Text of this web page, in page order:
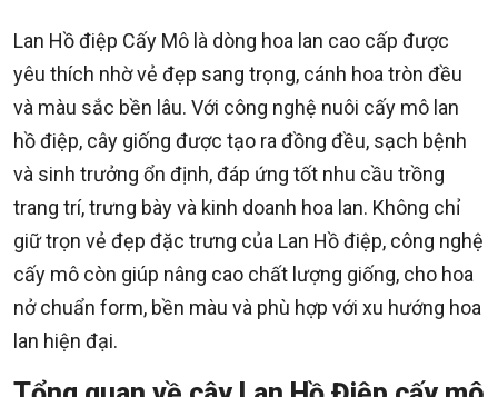
Lan Hồ điệp Cấy Mô là dòng hoa lan cao cấp được
yêu thích nhờ vẻ đẹp sang trọng, cánh hoa tròn đều
và màu sắc bền lâu. Với công nghệ nuôi cấy mô lan
hồ điệp, cây giống được tạo ra đồng đều, sạch bệnh
và sinh trưởng ổn định, đáp ứng tốt nhu cầu trồng
trang trí, trưng bày và kinh doanh hoa lan. Không chỉ
giữ trọn vẻ đẹp đặc trưng của Lan Hồ điệp, công nghệ
cấy mô còn giúp nâng cao chất lượng giống, cho hoa
nở chuẩn form, bền màu và phù hợp với xu hướng hoa
lan hiện đại.